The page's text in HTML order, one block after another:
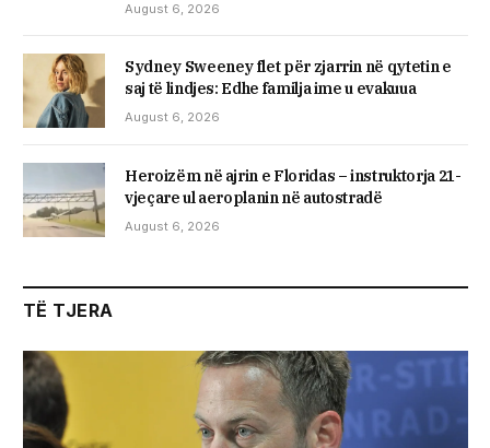
August 6, 2026
Sydney Sweeney flet për zjarrin në qytetin e
saj të lindjes: Edhe familja ime u evakuua
August 6, 2026
Heroizëm në ajrin e Floridas – instruktorja 21-
vjeçare ul aeroplanin në autostradë
August 6, 2026
TË TJERA